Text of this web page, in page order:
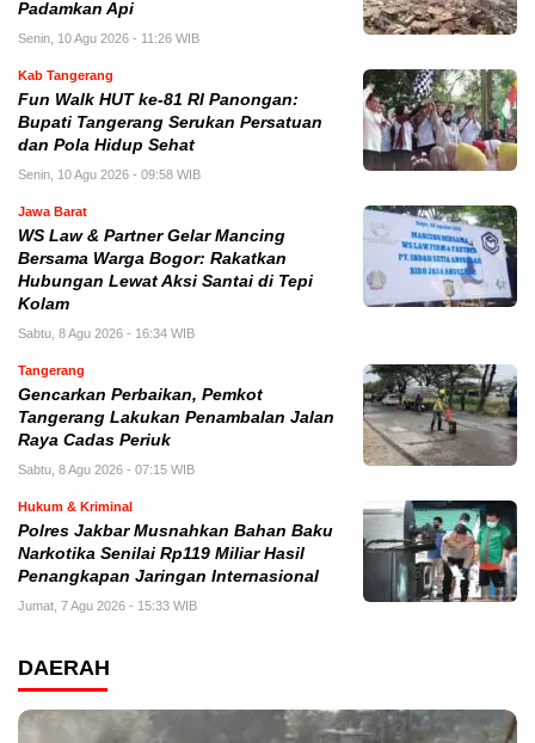
Padamkan Api
Senin, 10 Agu 2026 - 11:26 WIB
Kab Tangerang
Fun Walk HUT ke-81 RI Panongan:
Bupati Tangerang Serukan Persatuan
dan Pola Hidup Sehat
Senin, 10 Agu 2026 - 09:58 WIB
Jawa Barat
WS Law & Partner Gelar Mancing
Bersama Warga Bogor: Rakatkan
Hubungan Lewat Aksi Santai di Tepi
Kolam
Sabtu, 8 Agu 2026 - 16:34 WIB
Tangerang
Gencarkan Perbaikan, Pemkot
Tangerang Lakukan Penambalan Jalan
Raya Cadas Periuk
Sabtu, 8 Agu 2026 - 07:15 WIB
Hukum & Kriminal
Polres Jakbar Musnahkan Bahan Baku
Narkotika Senilai Rp119 Miliar Hasil
Penangkapan Jaringan Internasional
Jumat, 7 Agu 2026 - 15:33 WIB
DAERAH